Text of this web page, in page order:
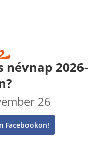
2026-
26
Facebookon!